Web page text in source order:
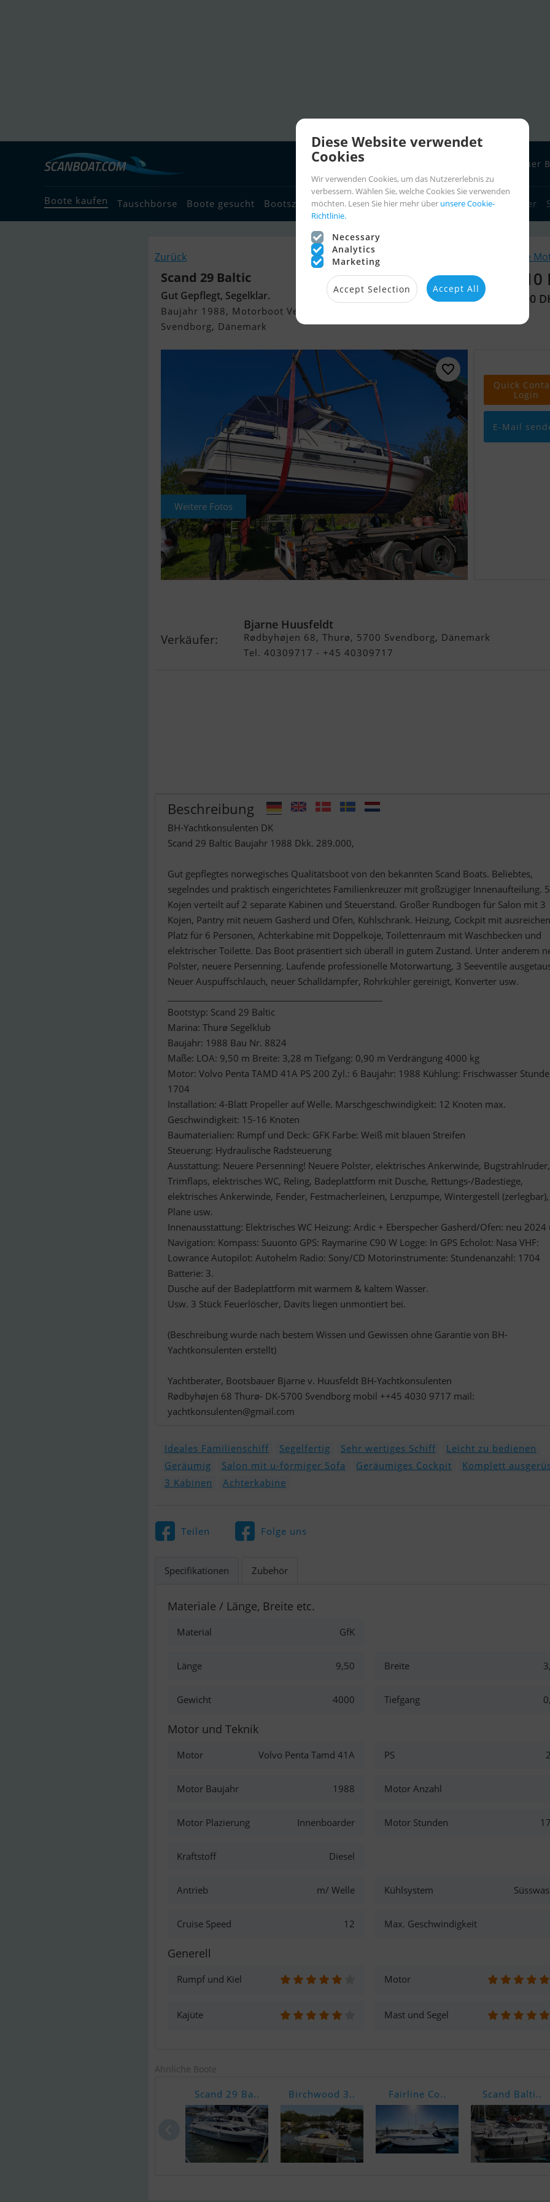
Neuer
Boote kaufen Tauschbörse Boote gesucht Bootszubehör Bootshändler Seglerlinks Bootscharter
Zurück Ähnliche
Scand 29 Baltic
Gut Gepflegt, Segelklar.
Baujahr 1988, Motorboot Verkaufen
Svendborg, Dänemark
(289.000
Weitere Fotos
Quick
Login
E-Mail
Verkäufer:
Bjarne Huusfeldt
Rødbyhøjen 68, Thurø, 5700 Svendborg, Dänemark
Tel. 40309717 - +45 40309717
Beschreibung
BH-Yachtkonsulenten DK
Scand 29 Baltic Baujahr 1988 Dkk. 289.000,
Gut gepflegtes norwegisches Qualitätsboot von den bekannten Scand Boats. Beliebtes,
segelndes und praktisch eingerichtetes Familienkreuzer mit großzügiger Innenaufteilung. 5
Kojen verteilt auf 2 separate Kabinen und Steuerstand. Großer Rundbogen für Salon mit 3
Kojen, Pantry mit neuem Gasherd und Ofen, Kühlschrank. Heizung, Cockpit mit
Platz für 6 Personen, Achterkabine mit Doppelkoje, Toilettenraum mit Waschbecken und
elektrischer Toilette. Das Boot präsentiert sich überall in gutem Zustand. Unter anderem
Polster, neuere Persenning. Laufende professionelle Motorwartung, 3 Seeventile
Neuer Auspuffschlauch, neuer Schalldämpfer, Rohrkühler gereinigt, Konverter usw.
Bootstyp: Scand 29 Baltic
Marina: Thurø Segelklub
Baujahr: 1988 Bau Nr. 8824
Maße: LOA: 9,50 m Breite: 3,28 m Tiefgang: 0,90 m Verdrängung 4000 kg
Motor: Volvo Penta TAMD 41A PS 200 Zyl.: 6 Baujahr: 1988 Kühlung: Frischwasser
1704
Installation: 4-Blatt Propeller auf Welle. Marschgeschwindigkeit: 12 Knoten max.
Geschwindigkeit: 15-16 Knoten
Baumaterialien: Rumpf und Deck: GFK Farbe: Weiß mit blauen Streifen
Steuerung: Hydraulische Radsteuerung
Ausstattung: Neuere Persenning! Neuere Polster, elektrisches Ankerwinde, Bugstrahlruder,
Trimflaps, elektrisches WC, Reling, Badeplattform mit Dusche, Rettungs-/Badestiege,
elektrisches Ankerwinde, Fender, Festmacherleinen, Lenzpumpe, Wintergestell (zerlegbar),
Plane usw.
Innenausstattung: Elektrisches WC Heizung: Ardic + Eberspecher Gasherd/Ofen: neu 2024
Navigation: Kompass: Suuonto GPS: Raymarine C90 W Logge: In GPS Echolot: Nasa VHF:
Lowrance Autopilot: Autohelm Radio: Sony/CD Motorinstrumente: Stundenanzahl: 1704
Batterie: 3.
Dusche auf der Badeplattform mit warmem & kaltem Wasser.
Usw. 3 Stück Feuerlöscher, Davits liegen unmontiert bei.
(Beschreibung wurde nach bestem Wissen und Gewissen ohne Garantie von BH-
Yachtkonsulenten erstellt)
Yachtberater, Bootsbauer Bjarne v. Huusfeldt BH-Yachtkonsulenten
Rødbyhøjen 68 Thurø- DK-5700 Svendborg mobil ++45 4030 9717 mail:
yachtkonsulenten@gmail.com
Ideales Familienschiff Segelfertig Sehr wertiges Schiff
Leicht zu bedienen
Geräumig
Salon mit u-förmiger Sofa Geräumiges Cockpit
Komplett
3 Kabinen
Achterkabine
Teilen Folge uns
Specifikationen Zubehör
Materiale / Länge, Breite etc.
Material GfK
Länge 9,50 Breite
Gewicht 4000 Tiefgang
Motor und Teknik
Motor Volvo Penta Tamd 41A PS
Motor Baujahr 1988 Motor Anzahl
Motor Plazierung Innenboarder Motor Stunden
Kraftstoff Diesel
Antrieb m/ Welle Kühlsystem
Cruise Speed 12 Max. Geschwindigkeit
Generell
Rumpf und Kiel Motor
Kajüte Mast und Segel
Ähnliche Boote
Scand 29 Ba.. Birchwood 3.. Fairline Co.. Scand Balti..
Diese Website verwendet
Cookies
Wir verwenden Cookies, um das Nutzererlebnis zu
verbessern. Wählen Sie, welche Cookies Sie verwenden
möchten. Lesen Sie hier mehr über unsere Cookie-
Richtlinie.
Necessary
Analytics
Marketing
Accept Selection Accept All